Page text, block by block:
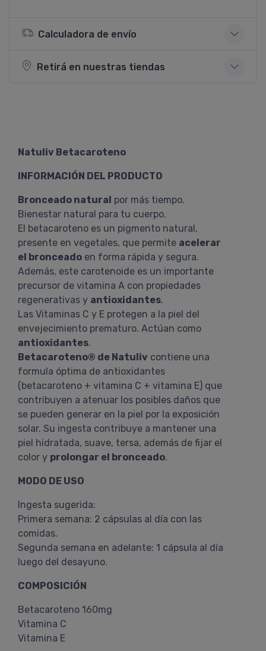
Calculadora de envío
Retirá en nuestras tiendas
Natuliv Betacaroteno
INFORMACIÓN DEL PRODUCTO
Bronceado natural por más tiempo.
Bienestar natural para tu cuerpo.
El betacaroteno es un pigmento natural,
presente en vegetales, que permite acelerar
el bronceado en forma rápida y segura.
Además, este carotenoide es un importante
precursor de vitamina A con propiedades
regenerativas y antioxidantes.
Las Vitaminas C y E protegen a la piel del
envejecimiento prematuro. Actúan como
antioxidantes.
Betacaroteno® de Natuliv contiene una
formula óptima de antioxidantes
(betacaroteno + vitamina C + vitamina E) que
contribuyen a atenuar los posibles daños que
se pueden generar en la piel por la exposición
solar. Su ingesta contribuye a mantener una
piel hidratada, suave, tersa, además de fijar el
color y prolongar el bronceado.
MODO DE USO
Ingesta sugerida:
Primera semana: 2 cápsulas al día con las
comidas.
Segunda semana en adelante: 1 cápsula al día
luego del desayuno.
COMPOSICIÓN
Betacaroteno 160mg
Vitamina C
Vitamina E